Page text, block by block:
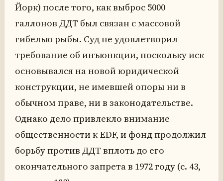
Йорк) после того, как выброс 5000
галлонов ДДТ был связан с массовой
гибелью рыбы. Суд не удовлетворил
требование об инъюнкции, поскольку иск
основывался на новой юридической
конструкции, не имевшей опоры ни в
обычном праве, ни в законодательстве.
Однако дело привлекло внимание
общественности к EDF, и фонд продолжил
борьбу против ДДТ вплоть до его
окончательного запрета в 1972 году (с. 43,